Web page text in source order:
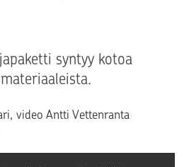
syntyy kotoa
video Antti Vettenranta